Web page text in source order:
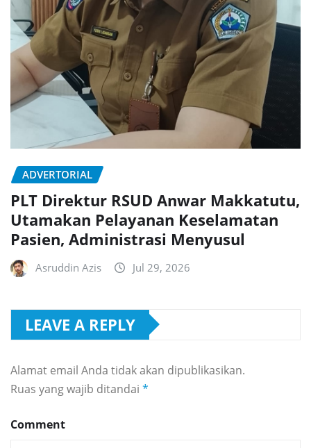
ADVERTORIAL
PLT Direktur RSUD Anwar Makkatutu,
Utamakan Pelayanan Keselamatan
Pasien, Administrasi Menyusul
Asruddin Azis Jul 29, 2026
LEAVE A REPLY
Alamat email Anda tidak akan dipublikasikan.
Ruas yang wajib ditandai *
Comment